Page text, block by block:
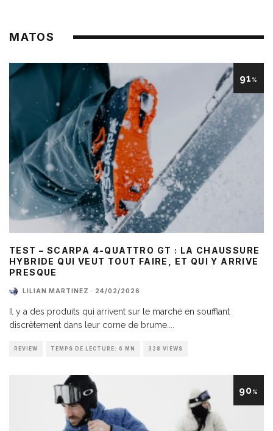
MATOS
91 %
TEST – SCARPA 4-QUATTRO GT : LA CHAUSSURE
HYBRIDE QUI VEUT TOUT FAIRE, ET QUI Y ARRIVE
PRESQUE
LILIAN MARTINEZ · 24/02/2026
Il y a des produits qui arrivent sur le marché en soufflant
discrètement dans leur corne de brume.
REVIEW TEMPS DE LECTURE: 6 MN 328 VIEWS
90%